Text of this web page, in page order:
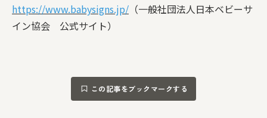
https://www.babysigns.jp/ （一般社団法人日本ベビーサ
イン協会 公式サイト）
この記事をブックマークする